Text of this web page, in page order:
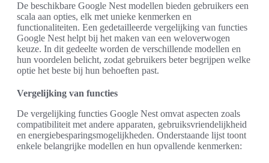
De beschikbare Google Nest modellen bieden gebruikers een
scala aan opties, elk met unieke kenmerken en
functionaliteiten. Een gedetailleerde vergelijking van functies
Google Nest helpt bij het maken van een weloverwogen
keuze. In dit gedeelte worden de verschillende modellen en
hun voordelen belicht, zodat gebruikers beter begrijpen welke
optie het beste bij hun behoeften past.
Vergelijking van functies
De vergelijking functies Google Nest omvat aspecten zoals
compatibiliteit met andere apparaten, gebruiksvriendelijkheid
en energiebesparingsmogelijkheden. Onderstaande lijst toont
enkele belangrijke modellen en hun opvallende kenmerken: